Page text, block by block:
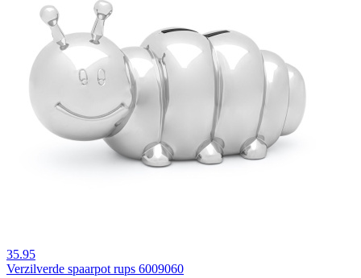
35.95
Verzilverde spaarpot rups 6009060